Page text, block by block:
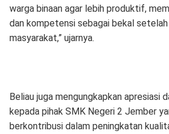
warga binaan agar lebih produktif,
dan kompetensi sebagai bekal
masyarakat,” ujarnya.
Beliau juga mengungkapkan apresiasi
kepada pihak SMK Negeri 2 Jember
berkontribusi dalam peningkatan